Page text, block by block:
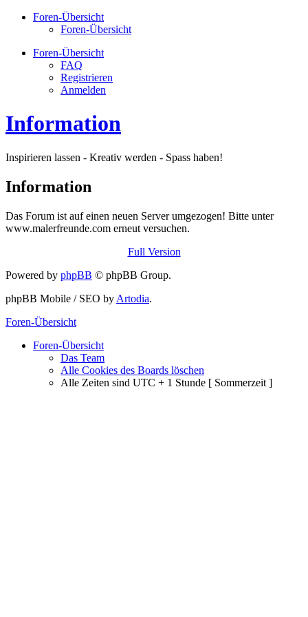
Foren-Übersicht
Foren-Übersicht
Foren-Übersicht
FAQ
Registrieren
Anmelden
Information
Inspirieren lassen - Kreativ werden - Spass haben!
Information
Das Forum ist auf einen neuen Server umgezogen! Bitte unter
www.malerfreunde.com erneut versuchen.
Full Version
Powered by phpBB © phpBB Group.
phpBB Mobile / SEO by Artodia.
Foren-Übersicht
Foren-Übersicht
Das Team
Alle Cookies des Boards löschen
Alle Zeiten sind UTC + 1 Stunde [ Sommerzeit ]